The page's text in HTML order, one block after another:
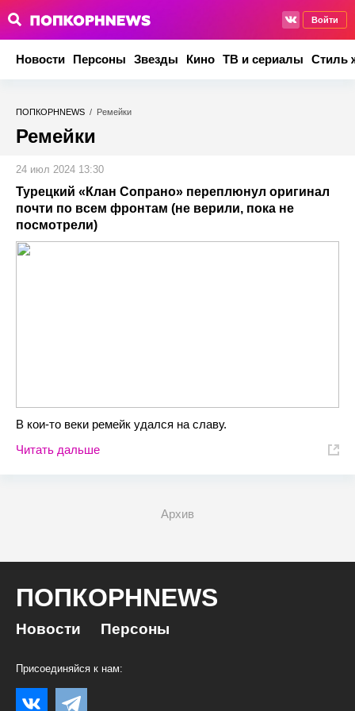
Войти
Новости Персоны Звезды Кино ТВ и сериалы Стиль
ПОПКОРНNEWS / Ремейки
Ремейки
24 июл 2024 13:30
Турецкий «Клан Сопрано» переплюнул оригинал
почти по всем фронтам (не верили, пока не
посмотрели)
В кои-то веки ремейк удался на славу.
Читать дальше
Архив
ПОПКОРНNEWS
Новости Персоны
Присоединяйся к нам: